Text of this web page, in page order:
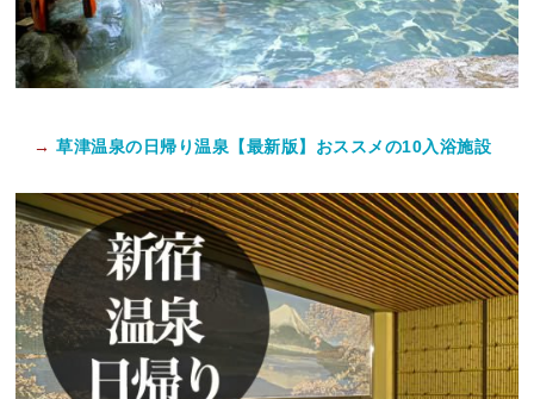
→ 草津温泉の日帰り温泉【最新版】おススメの10入浴施設